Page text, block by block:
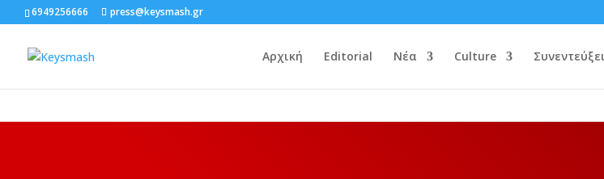
6949256666 press@keysmash.gr
Αρχική Editorial Νέα Culture